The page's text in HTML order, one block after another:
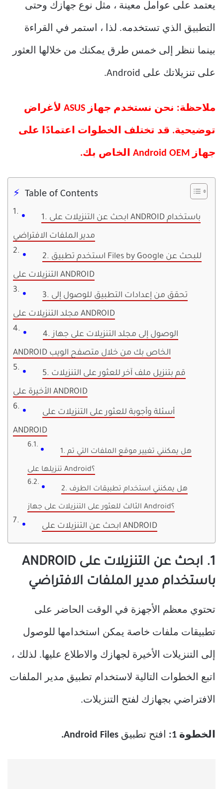
يعتمد على عوامل معينة ، مثل نوع جهازك وحتى
التطبيق الذي تستخدمه. لذا ، استمر في القراءة
بينما ننظر إلى خمس طرق يمكنك من خلالها العثور
على تنزيلاتك على Android.
ملاحظة: نحن نستخدم جهاز ASUS لأغراض
توضيحية. قد تختلف الخطوات اعتمادًا على
جهاز Android OEM الخاص بك.
Table of Contents
1. ابحث عن التنزيلات على ANDROID باستخدام
مدير الملفات الافتراضي
2. استخدم تطبيق Files by Google للبحث عن
التنزيلات على ANDROID
3. تحقق من إعدادات التطبيق للوصول إلى
مجلد التنزيلات على ANDROID
4. الوصول إلى مجلد التنزيلات على جهاز
ANDROID الخاص بك من خلال متصفح الويب
5. قم بتنزيل ملف آخر للعثور على التنزيلات
الأخيرة على ANDROID
أسئلة وأجوبة للعثور على التنزيلات على
ANDROID
1. هل يمكنني تغيير موقع الملفات التي تم
تنزيلها على Android؟
2. هل يمكنني استخدام تطبيقات الطرف
الثالث للعثور على التنزيلات على جهاز Android؟
ابحث عن التنزيلات على ANDROID
1. ابحث عن التنزيلات على ANDROID
باستخدام مدير الملفات الافتراضي
تحتوي معظم الأجهزة في الوقت الحاضر على
تطبيقات ملفات خاصة يمكن استخدامها للوصول
إلى التنزيلات الأخيرة لجهازك والاطلاع عليها. لذلك ،
اتبع الخطوات التالية لاستخدام تطبيق مدير الملفات
الافتراضي بجهازك لفتح التنزيلات.
الخطوة 1: افتح تطبيق